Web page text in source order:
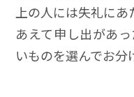
上の人には失礼にあ
あえて申し出があ
いものを選んでお分